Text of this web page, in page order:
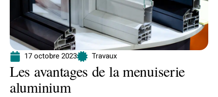
17 octobre 2023 Travaux
Les avantages de la menuiserie
aluminium